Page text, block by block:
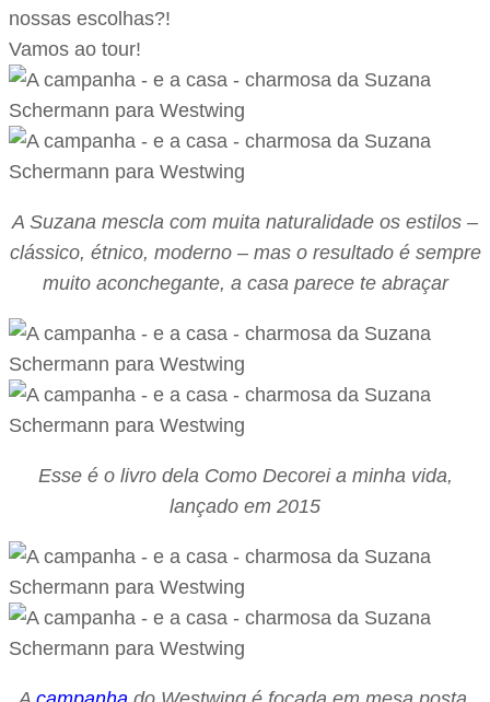
nossas escolhas?!
Vamos ao tour!
A Suzana mescla com muita naturalidade os estilos –
clássico, étnico, moderno – mas o resultado é sempre
muito aconchegante, a casa parece te abraçar
Esse é o livro dela Como Decorei a minha vida,
lançado em 2015